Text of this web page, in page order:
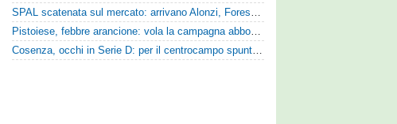
SPAL scatenata sul mercato: arrivano Alonzi, Foresta, Munaretto e Tobia
Pistoiese, febbre arancione: vola la campagna abbonamenti, superata quota 750 tessere
Cosenza, occhi in Serie D: per il centrocampo spunta anche Gerardo Di Gilio